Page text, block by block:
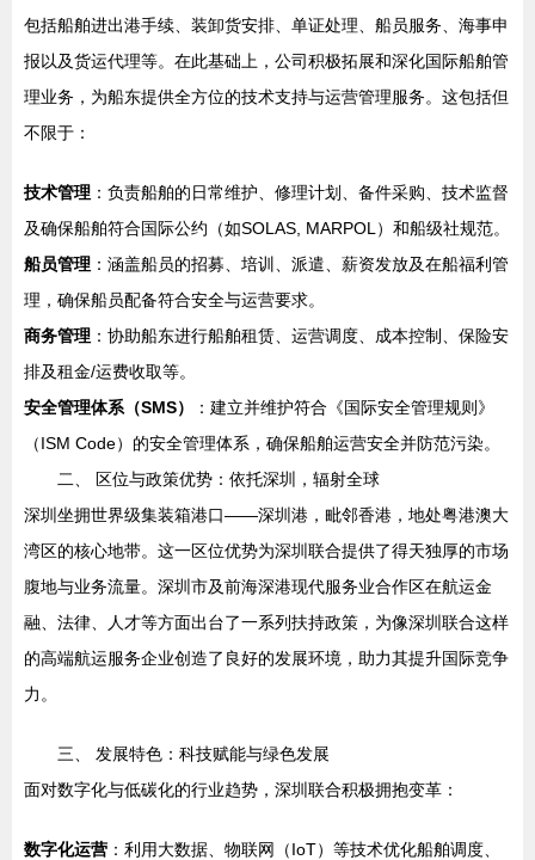
包括船舶进出港手续、装卸货安排、单证处理、船员服务、海事申
报以及货运代理等。在此基础上，公司积极拓展和深化国际船舶管
理业务，为船东提供全方位的技术支持与运营管理服务。这包括但
不限于：
技术管理 ：负责船舶的日常维护、修理计划、备件采购、技术监督
及确保船舶符合国际公约（如SOLAS, MARPOL）和船级社规范。
船员管理 ：涵盖船员的招募、培训、派遣、薪资发放及在船福利管
理，确保船员配备符合安全与运营要求。
商务管理 ：协助船东进行船舶租赁、运营调度、成本控制、保险安
排及租金/运费收取等。
安全管理体系（SMS）
：建立并维护符合《国际安全管理规则》
（ISM Code）的安全管理体系，确保船舶运营安全并防范污染。
二、 区位与政策优势：依托深圳，辐射全球
深圳坐拥世界级集装箱港口——深圳港，毗邻香港，地处粤港澳大
湾区的核心地带。这一区位优势为深圳联合提供了得天独厚的市场
腹地与业务流量。深圳市及前海深港现代服务业合作区在航运金
融、法律、人才等方面出台了一系列扶持政策，为像深圳联合这样
的高端航运服务企业创造了良好的发展环境，助力其提升国际竞争
力。
三、 发展特色：科技赋能与绿色发展
面对数字化与低碳化的行业趋势，深圳联合积极拥抱变革：
数字化运营 ：利用大数据、物联网（IoT）等技术优化船舶调度、